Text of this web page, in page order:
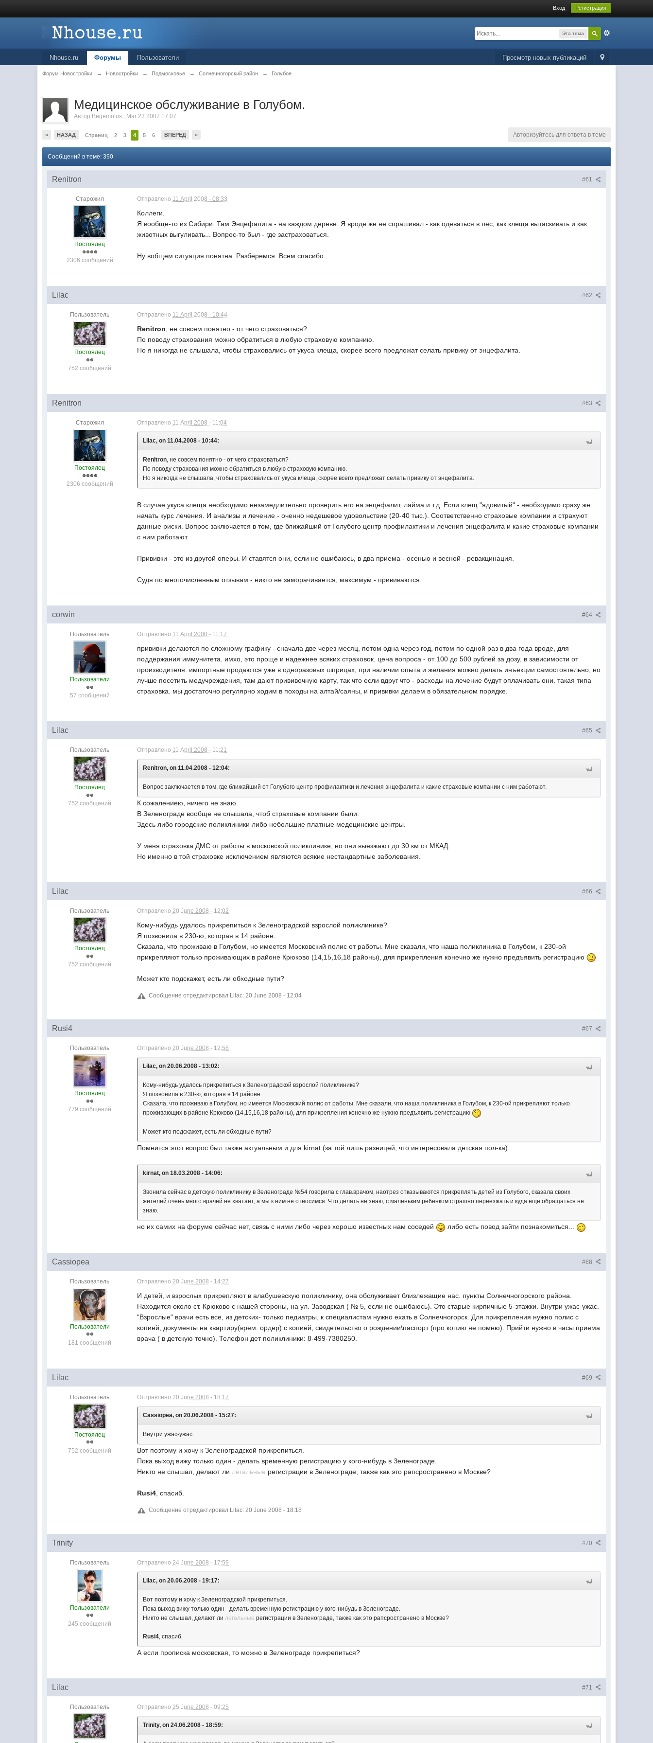
Вход Регистрация
Эта тема
Просмотр новых публикаций
Nhouse.ru Форумы Пользователи
Форум Новостройки → Новостройки → Подмосковье → Солнечногорский район → Голубое
.
Медицинское обслуживание в Голубом.
Автор Begemotus , Mar 23 2007 17:07
« НАЗАД Страниц 2 3 4 5 6 ВПЕРЕД » Авторизуйтесь для ответа в теме
Сообщений в теме: 390
#61
Renitron
Старожил
Постоялец
2306 сообщений
Отправлено 11 April 2008 - 08:33
Коллеги.
Я вообще-то из Сибири. Там Энцефалита - на каждом дереве. Я вроде же не спрашивал - как одеваться в лес, как клеща вытаскивать и как
животных выгуливать... Вопрос-то был - где застраховаться.
Ну вобщем ситуация понятна. Разберемся. Всем спасибо.
#62
Lilac
Пользователь
Постоялец
752 сообщений
Отправлено 11 April 2008 - 10:44
Renitron , не совсем понятно - от чего страховаться?
По поводу страхования можно обратиться в любую страховую компанию.
Но я никогда не слышала, чтобы страховались от укуса клеща, скорее всего предложат селать привику от энцефалита.
#63
Renitron
Старожил
Постоялец
2306 сообщений
Отправлено 11 April 2008 - 11:04
Lilac, on 11.04.2008 - 10:44:
Renitron, не совсем понятно - от чего страховаться?
По поводу страхования можно обратиться в любую страховую компанию.
Но я никогда не слышала, чтобы страховались от укуса клеща, скорее всего предложат селать привику от энцефалита.
В случае укуса клеща необходимо незамедлительно проверить его на энцефалит, лайма и т.д. Если клещ "ядовитый" - необходимо сразу же
начать курс лечения. И анализы и лечение - оченно недешевое удовольствие (20-40 тыс.). Соответственно страховые компании и страхуют
данные риски. Вопрос заключается в том, где ближайший от Голубого центр профилактики и лечения энцефалита и какие страховые компании
с ним работают.
Прививки - это из другой оперы. И ставятся они, если не ошибаюсь, в два приема - осенью и весной - ревакцинация.
Судя по многочисленным отзывам - никто не заморачивается, максимум - прививаются.
#64
corwin
Пользователь
Пользователи
57 сообщений
Отправлено 11 April 2008 - 11:17
прививки делаются по сложному графику - сначала две через месяц, потом одна через год, потом по одной раз в два года вроде, для
поддержания иммунитета. имхо, это проще и надежнее всяких страховок. цена вопроса - от 100 до 500 рублей за дозу, в зависимости от
производителя. импортные продаются уже в одноразовых шприцах, при наличии опыта и желания можно делать инъекции самостоятельно, но
лучше посетить медучреждения, там дают прививочную карту, так что если вдруг что - расходы на лечение будут оплачивать они. такая типа
страховка. мы достаточно регулярно ходим в походы на алтай/саяны, и прививки делаем в обязательном порядке.
#65
Lilac
Пользователь
Постоялец
752 сообщений
Отправлено 11 April 2008 - 11:21
Renitron, on 11.04.2008 - 12:04:
Вопрос заключается в том, где ближайший от Голубого центр профилактики и лечения энцефалита и какие страховые компании с ним работают.
К сожалениею, ничего не знаю.
В Зеленограде вообще не слышала, чтоб страховые компании были.
Здесь либо городские поликлиники либо небольшие платные медецинские центры.
У меня страховка ДМС от работы в московской поликлинике, но они выезжают до 30 км от МКАД.
Но именно в той страховке исключением являются всякие нестандартные заболевания.
#66
Lilac
Пользователь
Постоялец
752 сообщений
Отправлено20 June 2008 - 12:02
Кому-нибудь удалось прикрепиться к Зеленоградской взрослой поликлинике?
Я позвонила в 230-ю, которая в 14 районе.
Сказала, что проживаю в Голубом, но имеется Московский полис от работы. Мне сказали, что наша поликлиника в Голубом, к 230-ой
прикрепляют только проживающих в районе Крюково (14,15,16,18 районы), для прикрепления конечно же нужно предъявить регистрацию
Может кто подскажет, есть ли обходные пути?
Сообщение отредактировал Lilac: 20 June 2008 - 12:04
#67
Rusi4
Пользователь
Постоялец
779 сообщений
Отправлено20 June 2008 - 12:58
Lilac, on 20.06.2008 - 13:02:
Кому-нибудь удалось прикрепиться к Зеленоградской взрослой поликлинике?
Я позвонила в 230-ю, которая в 14 районе.
Сказала, что проживаю в Голубом, но имеется Московский полис от работы. Мне сказали, что наша поликлиника в Голубом, к 230-ой прикрепляют только
проживающих в районе Крюково (14,15,16,18 районы), для прикрепления конечно же нужно предъявить регистрацию
Может кто подскажет, есть ли обходные пути?
Помнится этот вопрос был также актуальным и для kirnat (за той лишь разницей, что интересовала детская пол-ка):
kirnat, on 18.03.2008 - 14:06:
Звонила сейчас в детскую поликлинику в Зеленограде №54 говорила с глав.врачом, наотрез отказываются прикреплять детей из Голубого, сказала своих
жителей очень много врачей не хватает, а мы к ним не относимся. Что делать не знаю, с маленьким ребенком страшно переезжать и куда еще обращаться не
знаю.
но их самих на форуме сейчас нет, связь с ними либо через хорошо известных нам соседей либо есть повод зайти познакомиться...
#68
Cassiopea
Пользователь
Пользователи
181 сообщений
Отправлено 20 June 2008 - 14:27
И детей, и взрослых прикрепляют в алабушевскую поликлинику, она обслуживает близлежащие нас. пункты Солнечногорского района.
Находится около ст. Крюково с нашей стороны, на ул. Заводская ( № 5, если не ошибаюсь). Это старые кирпичные 5-этажки. Внутри ужас-ужас.
"Взрослые" врачи есть все, из детских- только педиатры, к специалистам нужно ехать в Солнечногорск. Для прикрепления нужно полис с
копией, документы на квартиру(врем. ордер) с копией, свидетельство о рождении\паспорт (про копию не помню). Прийти нужно в часы приема
врача ( в детскую точно). Телефон дет поликлиники: 8-499-7380250.
#69
Lilac
Пользователь
Постоялец
752 сообщений
Отправлено 20 June 2008 - 18:17
Cassiopea, on 20.06.2008 - 15:27:
Внутри ужас-ужас.
Вот поэтому и хочу к Зеленоградской прикрепиться.
Пока выход вижу только один - делать временную регистрацию у кого-нибудь в Зеленограде.
Никто не слышал, делают ли легальные регистрации в Зеленограде, также как это рапсространено в Москве?
Rusi4 , спасиб.
Сообщение отредактировал Lilac: 20 June 2008 - 18:18
#70
Trinity
Пользователь
Пользователи
245 сообщений
Отправлено 24 June 2008 - 17:59
Lilac, on 20.06.2008 - 19:17:
Вот поэтому и хочу к Зеленоградской прикрепиться.
Пока выход вижу только один - делать временную регистрацию у кого-нибудь в Зеленограде.
Никто не слышал, делают ли легальныерегистрации в Зеленограде, также как это рапсространено в Москве?
Rusi4 , спасиб.
А если прописка московская, то можно в Зеленограде прикрепиться?
#71
Lilac
Пользователь Отправлено 25 June 2008 - 09:25
Trinity, on 24.06.2008 - 18:59: